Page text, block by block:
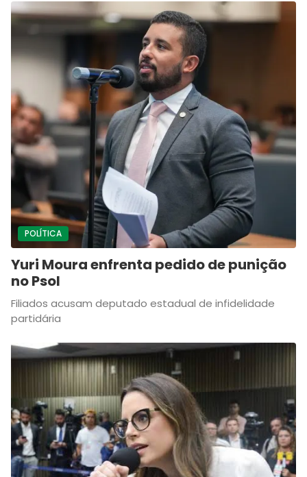
POLÍTICA
Yuri Moura enfrenta pedido de punição
no Psol
Filiados acusam deputado estadual de infidelidade
partidária